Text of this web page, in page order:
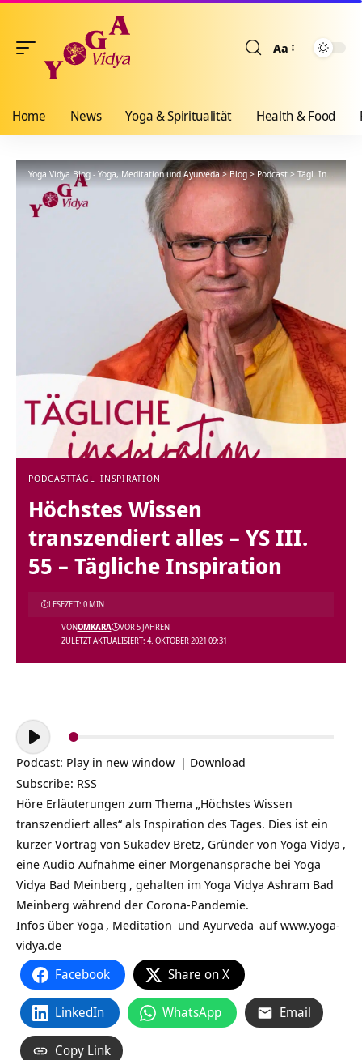
Aa
Home News Yoga & Spiritualität Health & Food
Yoga Vidya Blog - Yoga, Meditation und Ayurveda>Blog>Podcast>Tägl. Inspiration
PODCASTTÄGL. INSPIRATION
Höchstes Wissen
transzendiert alles – YS III.
55 – Tägliche Inspiration
ZULETZT AKTUALISIERT: 4. OKTOBER 2021 09:31
VONOMKARA VOR 5 JAHREN
LESEZEIT: 0 MIN
Audio-
Player
Podcast: Play in new window | Download
Subscribe: RSS
Höre Erläuterungen zum Thema „Höchstes Wissen
transzendiert alles“ als Inspiration des Tages. Dies ist ein
kurzer Vortrag von Sukadev Bretz, Gründer von Yoga Vidya ,
eine Audio Aufnahme einer Morgenansprache bei Yoga
Vidya Bad Meinberg , gehalten im Yoga Vidya Ashram Bad
Meinberg während der Corona-Pandemie.
Infos über Yoga , Meditation und Ayurveda aufwww.yoga-
vidya.de
Facebook Share on X
LinkedIn WhatsApp Email
Copy Link